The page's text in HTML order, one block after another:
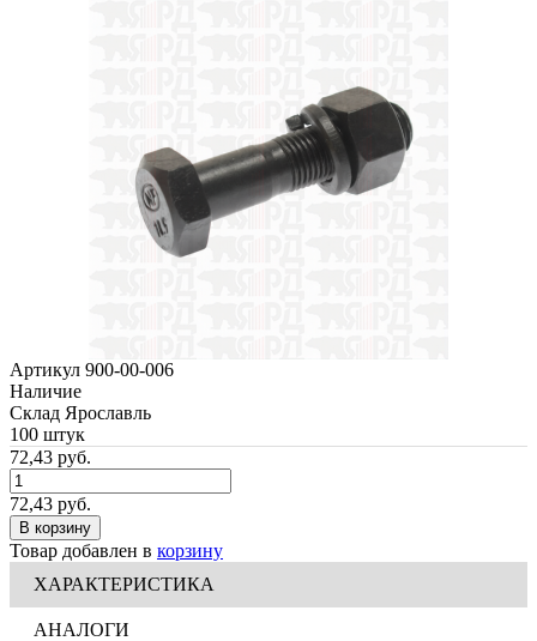
Артикул 900-00-006
Наличие
Склад Ярославль
100 штук
72,43 руб.
72,43 руб.
В корзину
Товар добавлен в корзину
ХАРАКТЕРИСТИКА
АНАЛОГИ